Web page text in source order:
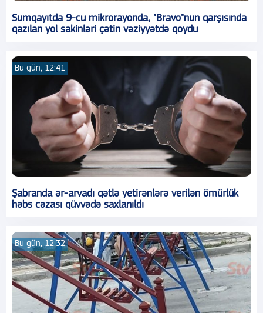
Sumqayıtda 9-cu mikrorayonda, "Bravo"nun qarşısında
qazılan yol sakinləri çətin vəziyyətdə qoydu
Bu gün, 12:41
Şabranda ər-arvadı qətlə yetirənlərə verilən ömürlük
həbs cəzası qüvvədə saxlanıldı
Bu gün, 12:32